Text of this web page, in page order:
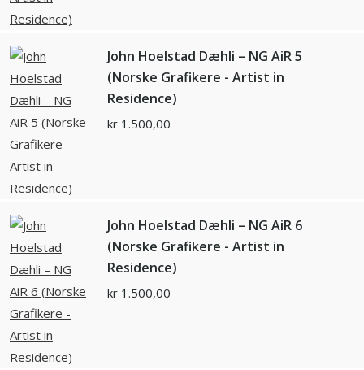
John Hoelstad Dæhli – NG AiR 5
(Norske Grafikere - Artist in
Residence)
kr 1.500,00
John Hoelstad Dæhli – NG AiR 6
(Norske Grafikere - Artist in
Residence)
kr 1.500,00